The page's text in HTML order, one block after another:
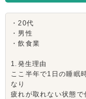
・20代
・男性
・飲食業
1.発生理由
ここ半年で1日の睡眠
なり
疲れが取れない状態で